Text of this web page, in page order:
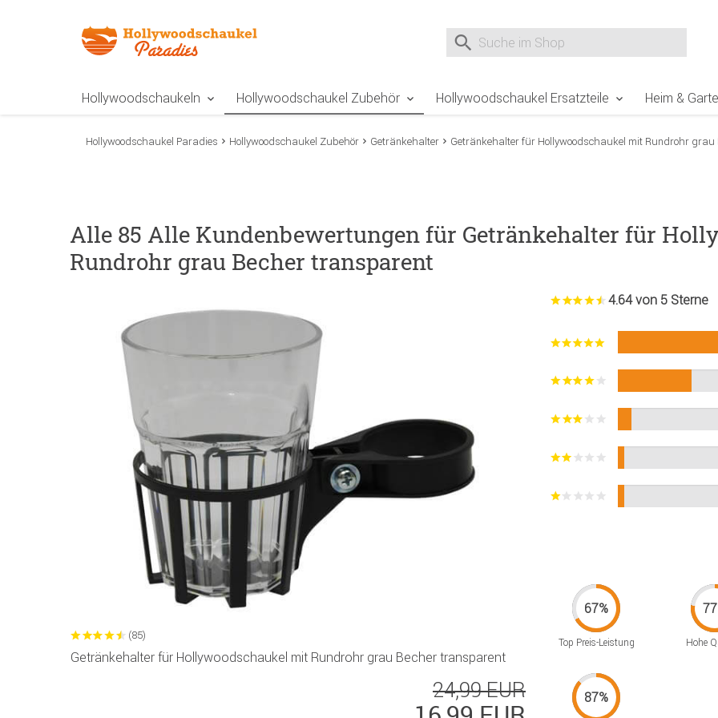
Suche nach
Hollywoodschaukeln Hollywoodschaukel Zubehör Hollywoodschaukel Ersatzteile Heim &
Hollywoodschaukel Paradies Hollywoodschaukel Zubehör Getränkehalter Getränkehalter für Hollywoodschaukel mit Rundrohr
Alle 85 Alle Kundenbewertungen für Getränkehalter für
Rundrohr grau Becher transparent
(85)
Getränkehalter für Hollywoodschaukel mit Rundrohr grau Becher transparent
24,99 EUR
4.64 von 5 Sterne
Top Preis-Leistung Hohe